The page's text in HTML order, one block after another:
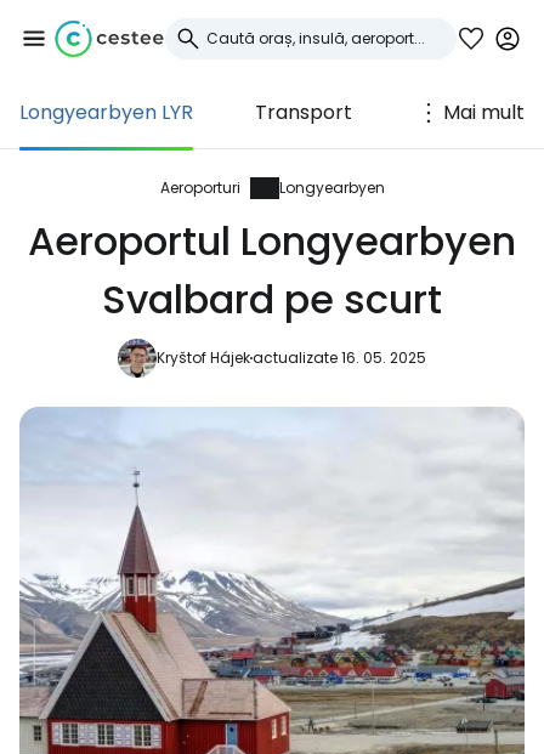
Longyearbyen LYR Transport Mai mult
Aeroporturi Longyearbyen
Aeroportul Longyearbyen
Svalbard pe scurt
Kryštof Hájekactualizate 16. 05. 2025
Conectați-vă la
Cestee
... comunitatea mondială a călătorilor
Continuați cu Google